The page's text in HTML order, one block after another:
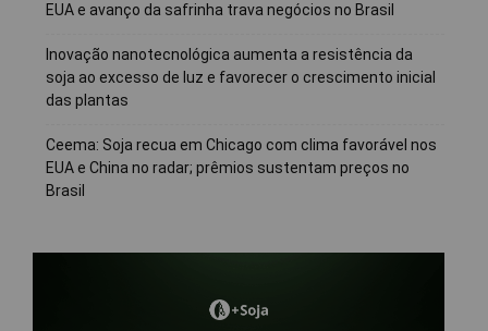
EUA e avanço da safrinha trava negócios no Brasil
Inovação nanotecnológica aumenta a resistência da
soja ao excesso de luz e favorecer o crescimento inicial
das plantas
Ceema: Soja recua em Chicago com clima favorável nos
EUA e China no radar; prêmios sustentam preços no
Brasil